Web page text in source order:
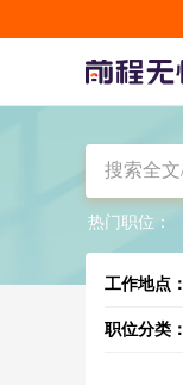
热门职位：
工作地点：
职位分类：